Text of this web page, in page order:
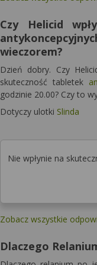
Czy Helicid
wieczorem?
Dzień dobry. Czy
skuteczność tabletek
godzinie 20.00? Czy to
Dotyczy ulotki Slinda
Nie wpłynie na
Zobacz wszystkie
Dlaczego